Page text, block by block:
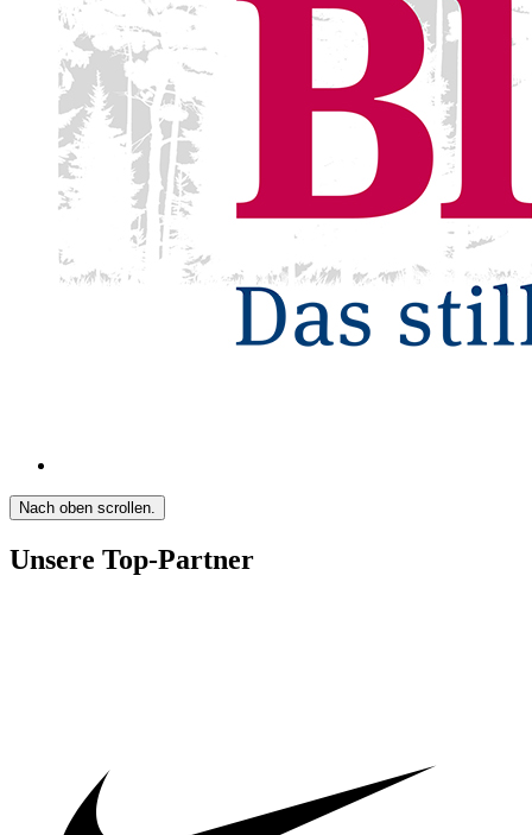
Nach oben scrollen.
Unsere Top-Partner